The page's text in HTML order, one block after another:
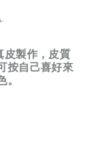
皮製作，皮質
按自己喜好來